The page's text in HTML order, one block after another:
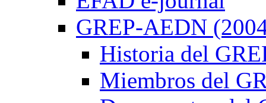
GREP-AEDN
Historia del
Miembros del